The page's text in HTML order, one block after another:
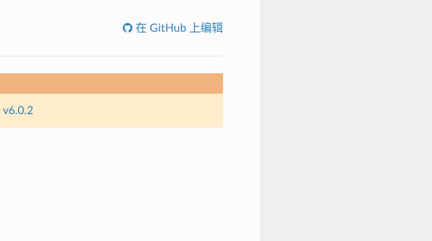
在 GitHub 上编辑
v6.0.2